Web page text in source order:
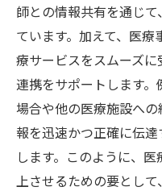
師との情報共有を通じ
ています。加えて、医
療サービスをスムーズ
連携をサポートします
場合や他の医療施設へ
報を迅速かつ正確に伝
します。このように、
上させるための要とし